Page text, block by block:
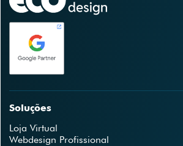
Soluções
Loja Virtual
Webdesign Profissional